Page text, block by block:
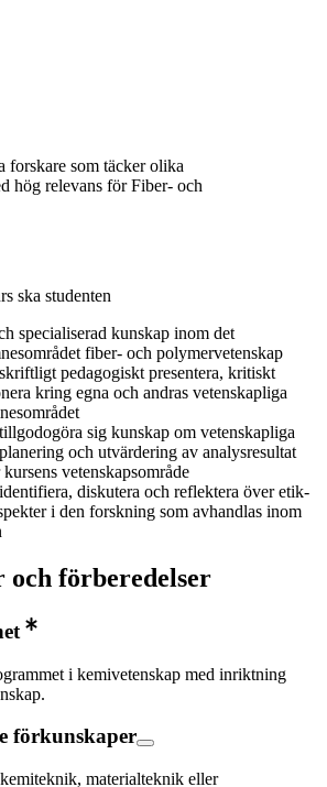
forskare som täcker olika
hög relevans för Fiber- och
ska studenten
specialiserad kunskap inom det
fiber- och polymervetenskap
pedagogiskt presentera, kritiskt
kring egna och andras vetenskapliga
sig kunskap om vetenskapliga
och utvärdering av analysresultat
vetenskapsområde
diskutera och reflektera över etik-
i den forskning som avhandlas inom
förberedelser
i kemivetenskap med inriktning
förkunskaper
materialteknik eller